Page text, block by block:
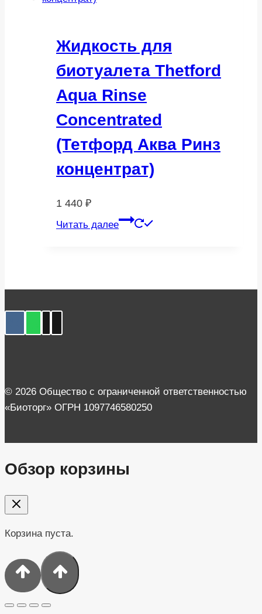
Жидкость для
биотуалета Thetford
Aqua Rinse
Concentrated
(Тетфорд Аква Ринз
концентрат)
1 440 ₽
Читать далее
© 2026 Общество с ограниченной ответственностью
«Биоторг» ОГРН 1097746580250
Обзор корзины
Корзина пуста.